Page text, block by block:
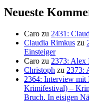
Neueste
Caro zu 2431:
Claudia Rimkus zu
Einsteiger
Caro zu 2373: Alex
Christoph zu 2373:
2364: Interview mit
Krimifestival) –
Bruch. In eisigen